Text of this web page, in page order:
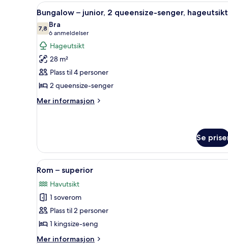
Åpne
alle
bildene
av
Bungalow
–
junior,
2
queensize-
1 soverom, minibar, safe på
9
Bungalow – junior, 2 queensize-senger, hageutsikt
7,87,8 av 10
Bra
6 anmeldelser
(6
anmeldelser)
Hageutsikt
28 m²
Plass til 4 personer
2 queensize-senger
Mer informasjon
Mer
junior,
queensize-
senger,
hageutsikt
Se
Åpne
alle
bildene
av
Rom
–
superior
1 soverom, minibar, safe på
5
Rom – superior
Havutsikt
1 soverom
Plass til 2 personer
1 kingsize-seng
Mer informasjon
Mer